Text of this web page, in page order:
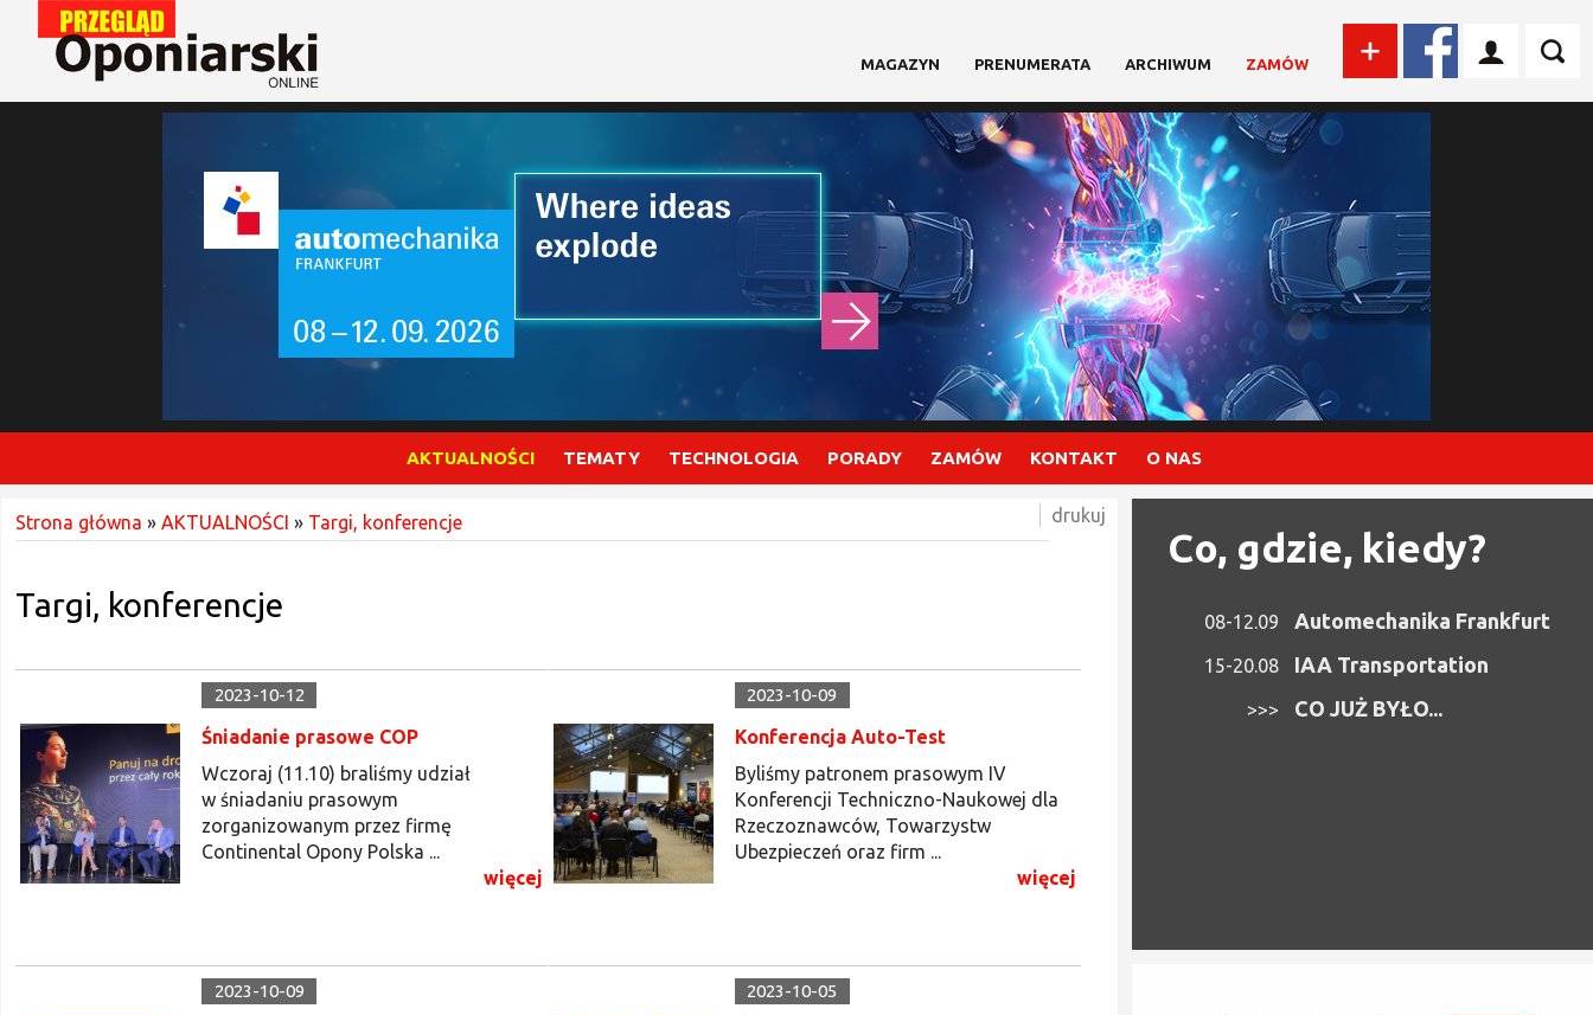
MAGAZYN PRENUMERATA ARCHIWUM ZAMÓW
AKTUALNOŚCI TEMATY TECHNOLOGIA PORADY ZAMÓW KONTAKT O NAS
Strona główna » AKTUALNOŚCI » Targi, konferencje
Targi, konferencje
2023-10-12
Śniadanie prasowe COP
Wczoraj (11.10) braliśmy udział
w śniadaniu prasowym
zorganizowanym przez firmę
Continental Opony Polska ...
więcej
2023-10-09
Konferencja Auto-Test
Byliśmy patronem prasowym IV
Konferencji Techniczno-Naukowej dla
Rzeczoznawców, Towarzystw
Ubezpieczeń oraz firm ...
więcej
2023-10-09 2023-10-05
drukuj
Co, gdzie, kiedy?
08-12.09 Automechanika Frankfurt
15-20.08 IAA Transportation
>>> CO JUŻ BYŁO...